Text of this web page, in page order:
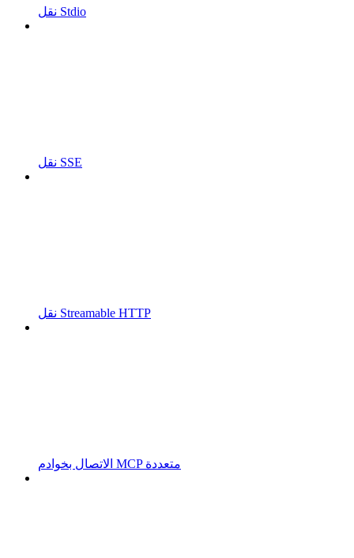
نقل Stdio
نقل SSE
نقل Streamable HTTP
الاتصال بخوادم MCP متعددة